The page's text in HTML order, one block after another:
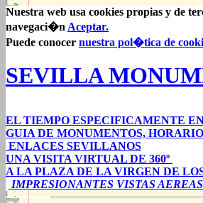
Nuestra web usa cookies propias y de
navegaci�n Aceptar.
Puede conocer nuestra pol�tica de
SEVILLA
EL TIEMPO ESPECIFICAMENTE
GUIA DE MONUMENTOS,
ENLACES SEVILLANOS
UNA VISITA VIRTUAL DE 360º
A LA PLAZA DE LA VIRGEN DE
IMPRESIONANTES VISTAS